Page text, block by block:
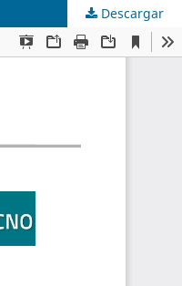
Descargar